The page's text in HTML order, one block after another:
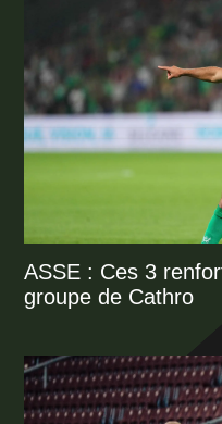
ASSE : Ces 3
groupe de Cathro